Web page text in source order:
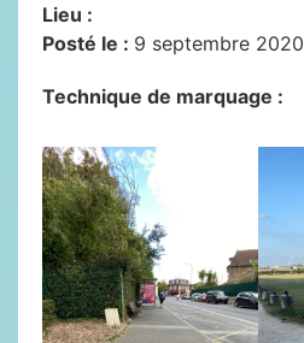
Lieu :
Posté le : 9 septembre 2020
Technique de marquage :